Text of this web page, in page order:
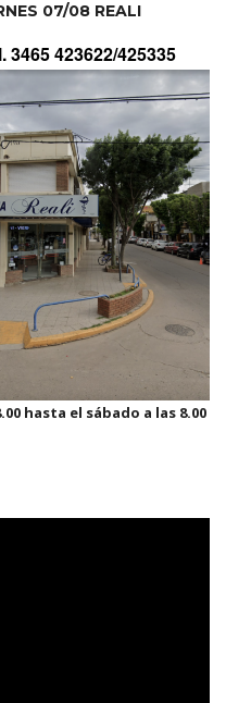
07/08 REALI
3465 423622/425335
hasta el sábado a las 8.00